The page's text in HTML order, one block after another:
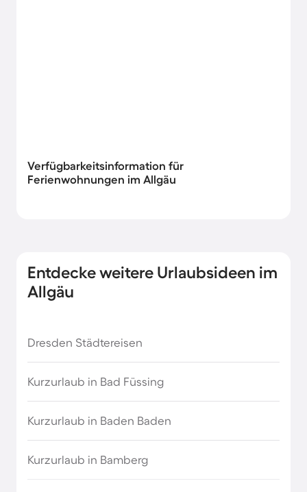
Verfügbarkeitsinformation für
Ferienwohnungen im Allgäu
Entdecke weitere Urlaubsideen im
Allgäu
Dresden Städtereisen
Kurzurlaub in Bad Füssing
Kurzurlaub in Baden Baden
Kurzurlaub in Bamberg